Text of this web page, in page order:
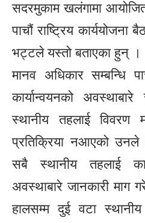
सदरमुकाम खलंगामा
पाचौं राष्ट्रिय
भट्टले यस्तो बताएका हुन् ।
मानव अधिकार सम्बन्धि
कार्यान्वयनको
स्थानीय तहलाई विवरण
प्रतिक्रिया नआएको
सबै स्थानीय तहलाई
अवस्थाबारे जानकारी माग
हालसम्म दुई वटा